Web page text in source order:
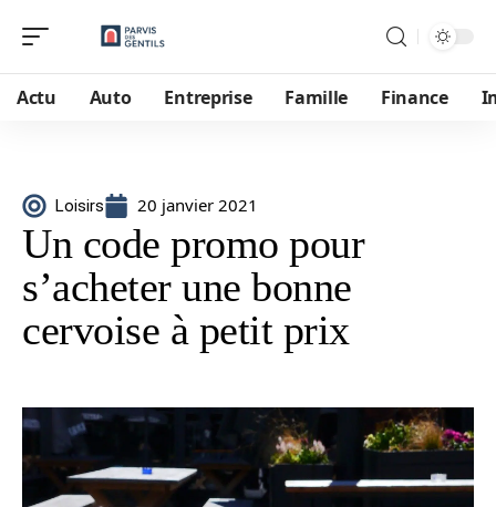
Actu Auto Entreprise Famille Finance
Loisirs 20 janvier 2021
Un code promo pour
s’acheter une bonne
cervoise à petit prix